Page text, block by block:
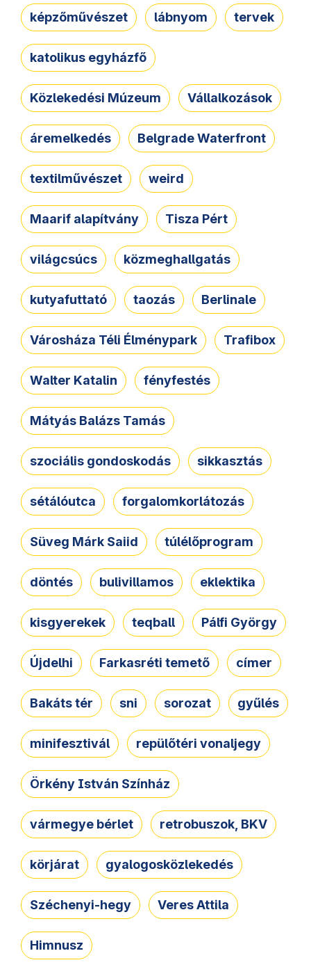
képzőművészet lábnyom tervek
katolikus egyházfő
Közlekedési Múzeum Vállalkozások
áremelkedés Belgrade Waterfront
textilművészet weird
Maarif alapítvány Tisza Pért
világcsúcs közmeghallgatás
kutyafuttató taozás Berlinale
Városháza Téli Élménypark Trafibox
Walter Katalin fényfestés
Mátyás Balázs Tamás
szociális gondoskodás sikkasztás
sétálóutca forgalomkorlátozás
Süveg Márk Saiid túlélőprogram
döntés bulivillamos eklektika
kisgyerekek teqball Pálfi György
Újdelhi Farkasréti temető címer
Bakáts tér sni sorozat gyűlés
minifesztivál repülőtéri vonaljegy
Örkény István Színház
vármegye bérlet retrobuszok, BKV
körjárat gyalogosközlekedés
Széchenyi-hegy Veres Attila
Himnusz